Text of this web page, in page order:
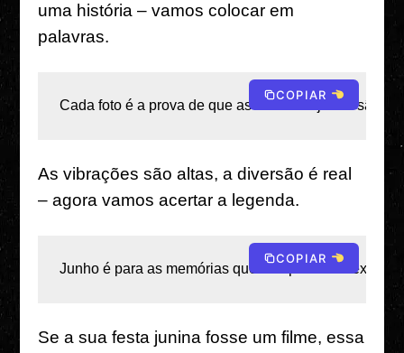
uma história – vamos colocar em
palavras.
Cada foto é a prova de que as noites de junho são
COPIAR
As vibrações são altas, a diversão é real
– agora vamos acertar a legenda.
Junho é para as memórias que não podemos
COPIAR
Se a sua festa junina fosse um filme, essa